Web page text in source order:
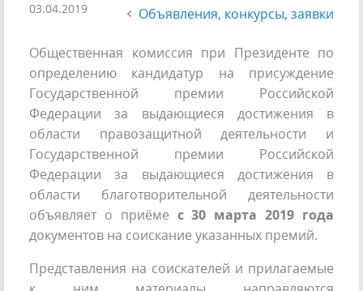
03.04.2019 Объявления, конкурсы, заявки
Общественная комиссия при Президенте по
определению кандидатур на присуждение
Государственной премии Российской
Федерации за выдающиеся достижения в
области правозащитной деятельности и
Государственной премии Российской
Федерации за выдающиеся достижения в
области благотворительной деятельности
объявляет о приёме с 30 марта 2019 года
документов на соискание указанных премий.
Представления на соискателей и прилагаемые